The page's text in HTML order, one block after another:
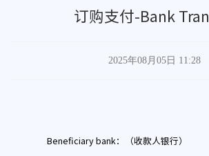
订购支付-Bank
2025年08月05日 11:28
Beneficiary bank：（收款人银行）